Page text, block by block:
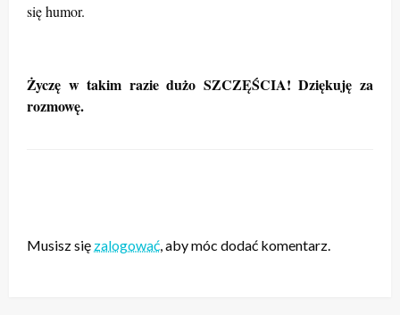
się humor.
Życzę w takim razie dużo SZCZĘŚCIA! Dziękuję za
rozmowę.
Musisz się zalogować, aby móc dodać komentarz.